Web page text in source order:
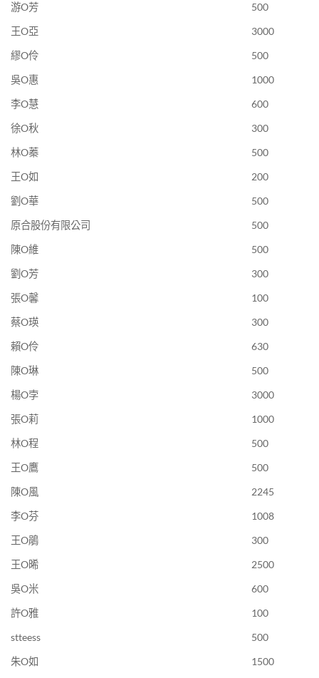
游O芳
500
王O亞
3000
繆O伶
500
吳O惠
1000
李O慧
600
徐O秋
300
林O蓁
500
王O如
200
劉O華
500
原合股份有限公司
500
陳O維
500
劉O芳
300
張O馨
100
蔡O瑛
300
賴O伶
630
陳O琳
500
楊O孛
3000
張O莉
1000
林O程
500
王O鷹
500
陳O風
2245
李O芬
1008
王O鵑
300
王O晞
2500
吳O米
600
許O雅
100
stteess
500
朱O如
1500